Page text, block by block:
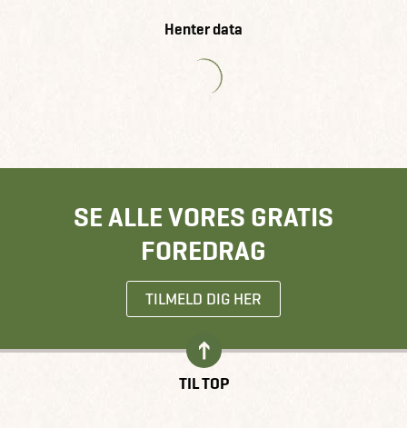
Henter data
SE ALLE VORES GRATIS
FOREDRAG
TILMELD DIG HER
TIL TOP